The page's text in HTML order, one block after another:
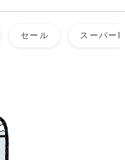
セール スーパー